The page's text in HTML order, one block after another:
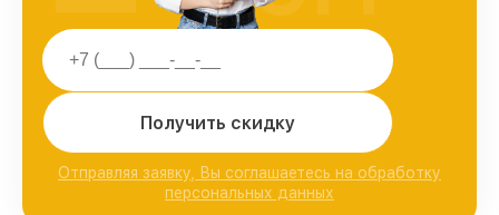
Получить скидку
Отправляя заявку, Вы соглашаетесь на обработку
персональных данных